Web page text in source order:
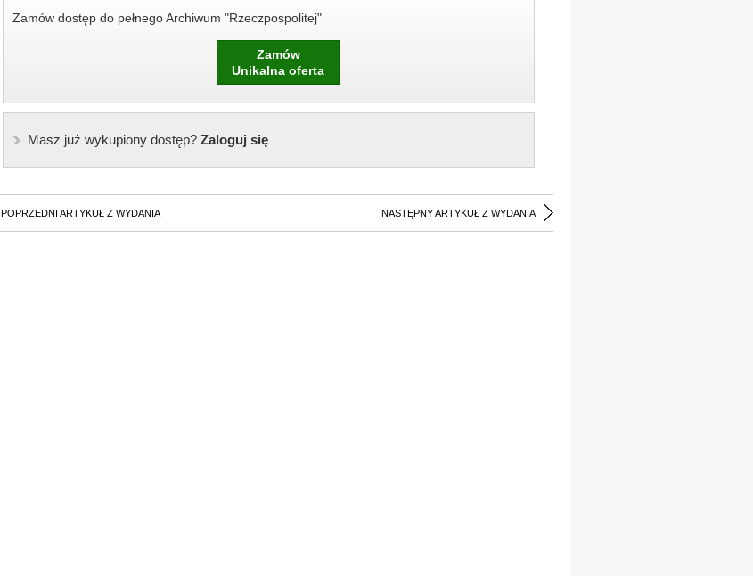
Zamów dostęp do pełnego Archiwum "Rzeczpospolitej"
Zamów
Unikalna oferta
Masz już wykupiony dostęp?Zaloguj się
POPRZEDNI ARTYKUŁ Z WYDANIA NASTĘPNY ARTYKUŁ Z WYDANIA